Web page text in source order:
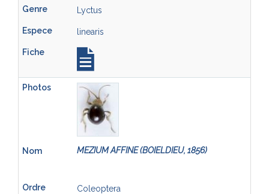
Lyctus
linearis
MEZIUM AFFINE (BOIELDIEU, 1856)
Coleoptera